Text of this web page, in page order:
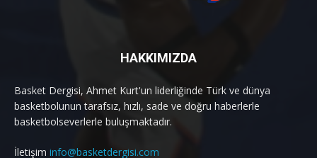
HAKKIMIZDA
Basket Dergisi, Ahmet Kurt'un liderliğinde Türk ve dünya
basketbolunun tarafsız, hızlı, sade ve doğru haberlerle
basketbolseverlerle buluşmaktadır.
İletişim info@basketdergisi.com